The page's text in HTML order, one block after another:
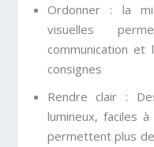
Ordonner : la
visuelles
communication et
consignes
Rendre clair :
lumineux, faciles
permettent plus